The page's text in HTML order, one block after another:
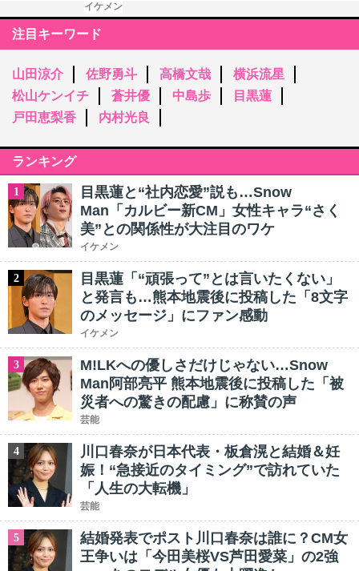
イケメン
注目キーワード
山田涼介 佐野勇斗 高橋文哉
横浜流星
松山ケンイチ
蒼井優 中島歩
目黒蓮
戸田恵梨香
内村光良
ランキング
1
目黒蓮と“社内恋愛”説も…Snow
Man「カルビー新CM」女性キャラ“さく
美”との関係性が大注目のワケ
イケメン
2
目黒蓮「“頑張って”とは言いたくない」
と発言も…熊本地震後に投稿した「8文字
のメッセージ」にファン感動
イケメン
3
M!LKへの優しさだけじゃない…Snow
Man阿部亮平 熊本地震後に投稿した「被
災者への驚きの配慮」に称賛の声
芸能
4
川口春奈が日本代表・板倉滉と結婚＆妊
娠！“急接近のタイミング”で訪れていた
「人生の大転機」
芸能
5
結婚発表でポスト川口春奈は誰に？CM女
王争いは「今田美桜VS芦田愛菜」の2強